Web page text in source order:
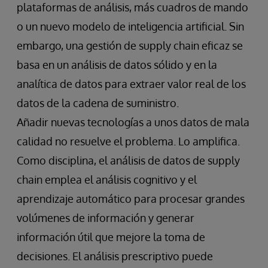
plataformas de análisis, más cuadros de mando
o un nuevo modelo de inteligencia artificial. Sin
embargo, una gestión de supply chain eficaz se
basa en un análisis de datos sólido y en la
analítica de datos para extraer valor real de los
datos de la cadena de suministro.
Añadir nuevas tecnologías a unos datos de mala
calidad no resuelve el problema. Lo amplifica.
Como disciplina, el análisis de datos de supply
chain emplea el análisis cognitivo y el
aprendizaje automático para procesar grandes
volúmenes de información y generar
información útil que mejore la toma de
decisiones. El análisis prescriptivo puede